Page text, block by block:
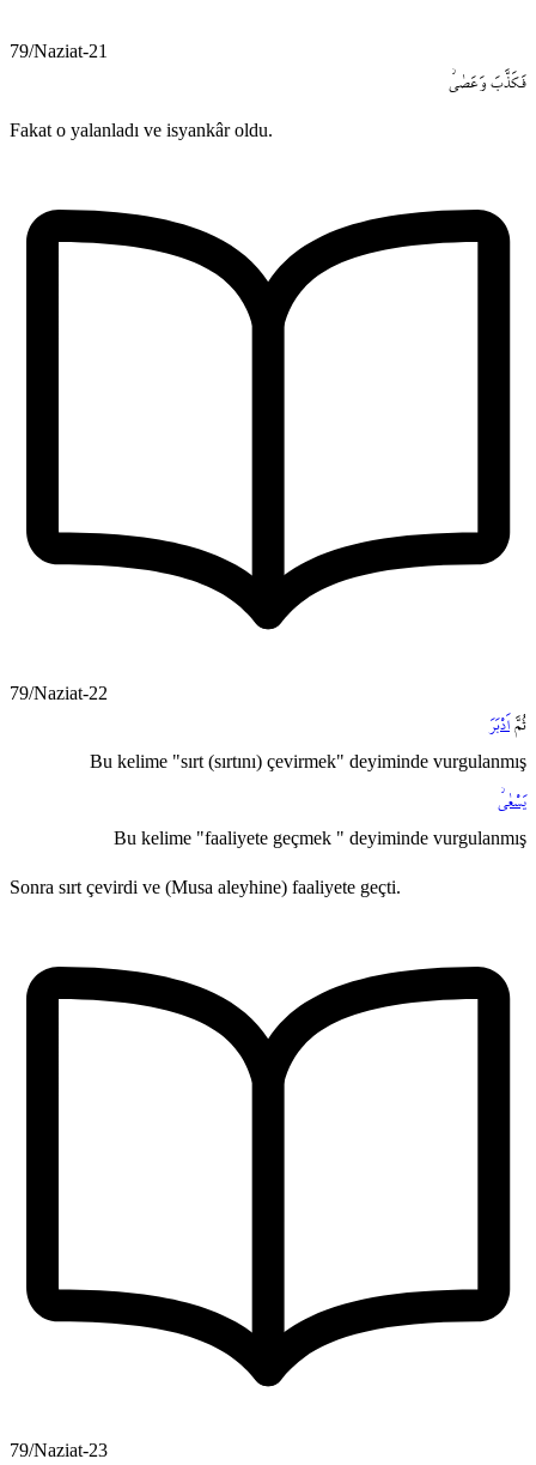
79/Naziat-21
فَـكَذَّبَ وَعَصٰىۘ
Fakat o yalanladı ve isyankâr oldu.
79/Naziat-22
ثُمَّ اَدْبَرَ
Bu kelime "sırt (sırtını) çevirmek" deyiminde vurgulanmış
يَسْعٰىۘ
Bu kelime "faaliyete geçmek " deyiminde vurgulanmış
Sonra sırt çevirdi ve (Musa aleyhine) faaliyete geçti.
79/Naziat-23